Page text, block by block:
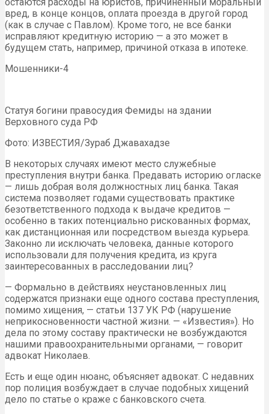
вред, в конце концов, оплата проезда в другой город
(как в случае с Павлом). Кроме того, не все банки
исправляют кредитную историю — а это может в
будущем стать, например, причиной отказа в ипотеке.
Мошенники-4
Статуя богини правосудия Фемиды на здании
Верховного суда РФ
Фото: ИЗВЕСТИЯ/Зураб Джавахадзе
В некоторых случаях имеют место служебные
преступления внутри банка. Предавать историю огласке
— лишь добрая воля должностных лиц банка. Такая
система позволяет годами существовать практике
безответственного подхода к выдаче кредитов —
особенно в таких потенциально рискованных формах,
как дистанционная или посредством выезда курьера.
Законно ли исключать человека, данные которого
использовали для получения кредита, из круга
заинтересованных в расследовании лиц?
— Формально в действиях неустановленных лиц
содержатся признаки еще одного состава преступления,
помимо хищения, — статьи 137 УК РФ (нарушение
неприкосновенности частной жизни. — «Известия»). Но
дела по этому составу практически не возбуждаются
нашими правоохранительными органами, — говорит
адвокат Николаев.
Есть и еще один нюанс, объясняет адвокат. С недавних
пор полиция возбуждает в случае подобных хищений
дело по статье о краже с банковского счета.